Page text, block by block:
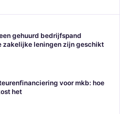
gehuurd bedrijfspand
zakelijke leningen zijn geschikt
voor mkb: hoe
het